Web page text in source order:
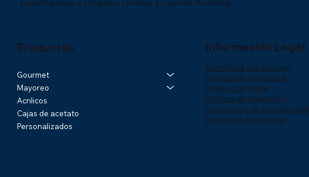
Productos
Gourmet
Mayoreo
Acrilicos
Cajas de acetato
Personalizados
Información Legal
Términos & condiciones
Póliticas de privacidad
Políticas de envío
Políticas de reembolso
Declaración de accesibilidad
Preguntas frecuentes